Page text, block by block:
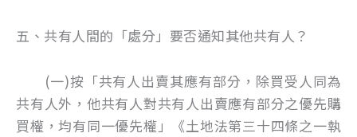
五、共有人間的「處分」要否通知其他共有人？
(一)按「共有人出賣其應有部分，除買受人同為
共有人外，他共有人對共有人出賣應有部分之優先購
買權，均有同一優先權」《土地法第三十四條之一執